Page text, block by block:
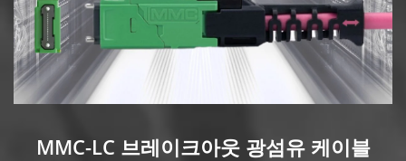
MMC-LC 브레이크아웃 광섬유 케이블